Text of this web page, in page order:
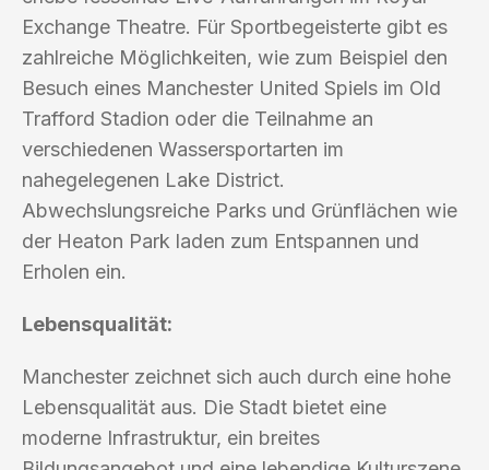
Exchange Theatre. Für Sportbegeisterte gibt es
zahlreiche Möglichkeiten, wie zum Beispiel den
Besuch eines Manchester United Spiels im Old
Trafford Stadion oder die Teilnahme an
verschiedenen Wassersportarten im
nahegelegenen Lake District.
Abwechslungsreiche Parks und Grünflächen wie
der Heaton Park laden zum Entspannen und
Erholen ein.
Lebensqualität:
Manchester zeichnet sich auch durch eine hohe
Lebensqualität aus. Die Stadt bietet eine
moderne Infrastruktur, ein breites